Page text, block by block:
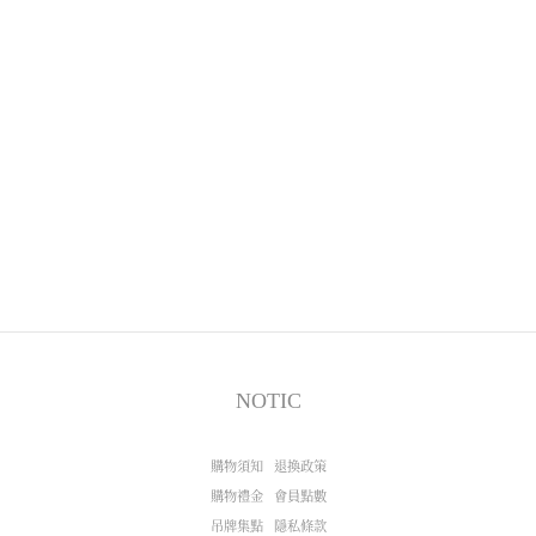
NOTIC
購物須知 退換政策
購物禮金 會員點數
吊牌集點 隱私條款